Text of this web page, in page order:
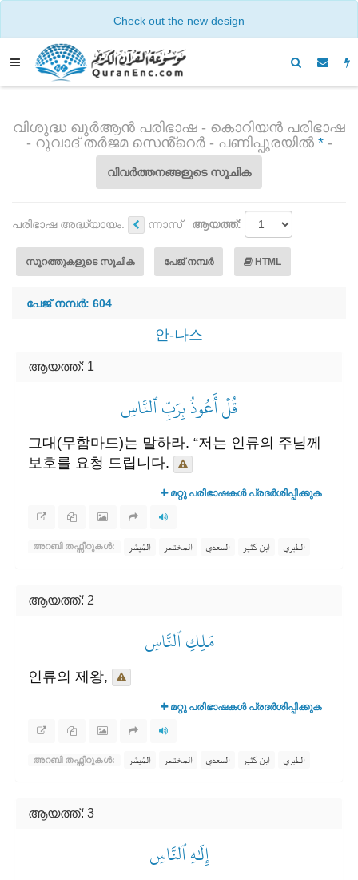
Check out the new design
വിശുദ്ധ ഖുർആൻ പരിഭാഷ - കൊറിയൻ പരിഭാഷ
- റുവാദ് തർജമ സെൻ്റെർ - പണിപ്പുരയിൽ *-
വിവർത്തനങ്ങളുടെ സൂചിക
പരിഭാഷ അദ്ധ്യായം: ന്നാസ് ആയത്ത്:
സൂറത്തുകളുടെ സൂചിക പേജ് നമ്പർ HTML
പേജ് നമ്പർ: 604
안-나스
ആയത്ത്: 1
قُلۡ أَعُوذُ بِرَبِّ ٱلنَّاسِ
그대(무함마드)는 말하라. “저는 인류의 주님께
보호를 요청 드립니다.
മറ്റു പരിഭാഷകൾ പ്രദർശിപ്പിക്കുക
അറബി തഫ്സീറുകൾ: المُيسَّر المختصر السعدي ابن كثير الطبري
ആയത്ത്: 2
مَلِكِ ٱلنَّاسِ
인류의 제왕,
മറ്റു പരിഭാഷകൾ പ്രദർശിപ്പിക്കുക
അറബി തഫ്സീറുകൾ: المُيسَّر المختصر السعدي ابن كثير الطبري
ആയത്ത്: 3
إِلَٰهِ ٱلنَّاسِ